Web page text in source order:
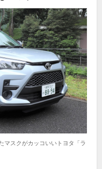
マスクがカッコいいトヨタ「ラ